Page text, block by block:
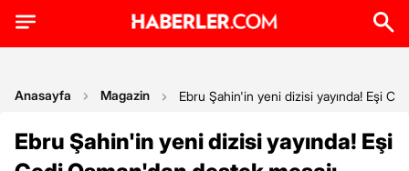
Anasayfa Magazin Ebru Şahin'in yeni dizisi yayında! Eşi
Ebru Şahin'in yeni dizisi yayında! Eşi